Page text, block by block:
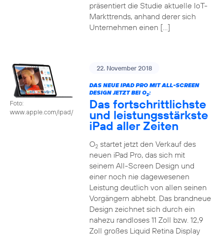
präsentiert die Studie aktuelle IoT-
Markttrends, anhand derer sich
Unternehmen einen […]
Foto:
www.apple.com/ipad/
22. November 2018
DAS NEUE IPAD PRO MIT ALL-SCREEN
DESIGN JETZT BEI O2:
Das fortschrittlichste
und leistungsstärkste
iPad aller Zeiten
O2startet jetzt den Verkauf des
neuen iPad Pro, das sich mit
seinem All-Screen Design und
einer noch nie dagewesenen
Leistung deutlich von allen seinen
Vorgängern abhebt. Das brandneue
Design zeichnet sich durch ein
nahezu randloses 11 Zoll bzw. 12,9
Zoll großes Liquid Retina Display